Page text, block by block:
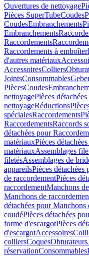
Ouvertures de nettoyage
Pièces SuperTubeCoudes
CoudesEmbranchements
Embranchements
Raccordements
Raccordements à emboîter
d'autres matériaux
AccessoiresColliers
JointsConsommables
PiècesCoudes
nettoyagePièces
nettoyageRéductions
spécialesRaccordements
RaccordementsRaccords
détachées pour
matériauxPièces
matériauxAssemblages
filetésAssemblages de
appareilsPièces détachées
de raccordementPièces
raccordementManchons
Manchons de
détachées pour Manchons
coudéPièces détachées
forme d'escargotPièces
d'escargotAccessoires
colliersCoquesObturateurs
réservationConsommables